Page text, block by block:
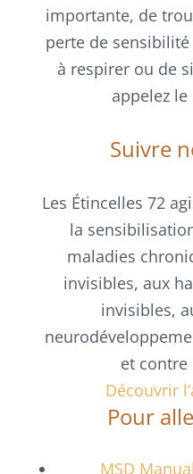
importante, de
perte de
à respirer ou de
appelez le
Suivre
Les Étincelles 72
la
maladies
invisibles, aux
invisibles,
et contre
Découvrir
Pour
MSD